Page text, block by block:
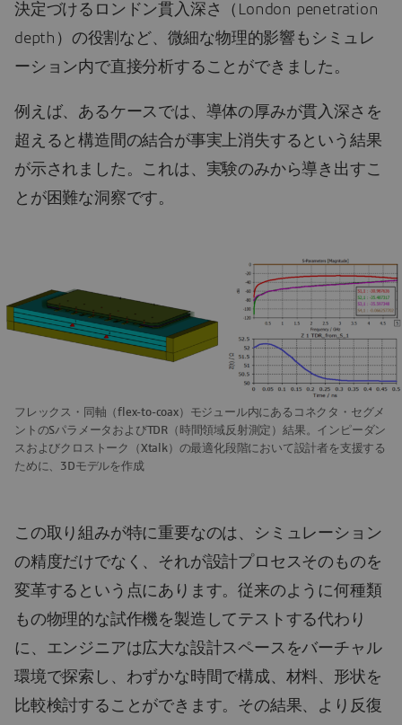
決定づけるロンドン貫入深さ（London penetration
depth）の役割など、微細な物理的影響もシミュレ
ーション内で直接分析することができました。
例えば、あるケースでは、導体の厚みが貫入深さを
超えると構造間の結合が事実上消失するという結果
が示されました。これは、実験のみから導き出すこ
とが困難な洞察です。
フレックス・同軸（flex-to-coax）モジュール内にあるコネクタ・セグメ
ントのSパラメータおよびTDR（時間領域反射測定）結果。インピーダン
スおよびクロストーク（Xtalk）の最適化段階において設計者を支援する
ために、3Dモデルを作成
この取り組みが特に重要なのは、シミュレーション
の精度だけでなく、それが設計プロセスそのものを
変革するという点にあります。従来のように何種類
もの物理的な試作機を製造してテストする代わり
に、エンジニアは広大な設計スペースをバーチャル
環境で探索し、わずかな時間で構成、材料、形状を
比較検討することができます。その結果、より反復